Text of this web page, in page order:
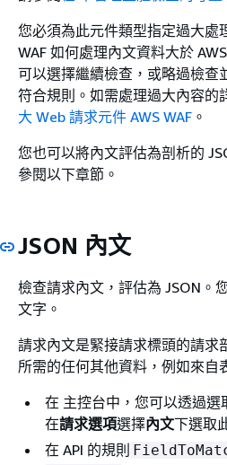
您必須為此元件類型指定過大處
WAF 如何處理內文資料大於
可以選擇繼續檢查，或略過檢查
符合規則。如需處理過大內容的
大 Web 請求元件 AWS WAF 。
您也可以將內文評估為剖析的
參閱以下章節。
JSON 內文
檢查請求內文，評估為 JSON。
文字。
請求內文是緊接請求標頭的請求
所需的任何其他資料，例如來自
在 主控台中，您可以透過選
在請求選項選擇內文下選取
在 API 的規則